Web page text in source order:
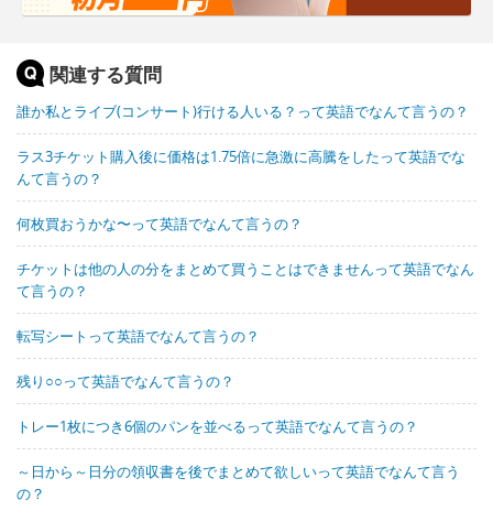
関連する質問
誰か私とライブ(コンサート)行ける人いる？って英語でなんて言うの？
ラス3チケット購入後に価格は1.75倍に急激に高騰をしたって英語でな
んて言うの？
何枚買おうかな〜って英語でなんて言うの？
チケットは他の人の分をまとめて買うことはできませんって英語でなん
て言うの？
転写シートって英語でなんて言うの？
残り○○って英語でなんて言うの？
トレー1枚につき6個のパンを並べるって英語でなんて言うの？
～日から～日分の領収書を後でまとめて欲しいって英語でなんて言う
の？